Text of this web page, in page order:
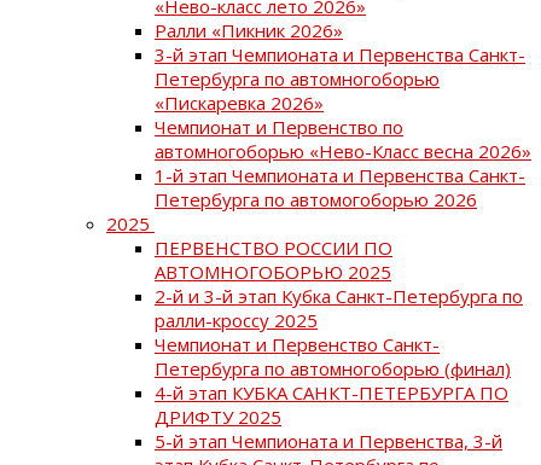
«Нево-класс лето 2026»
Ралли «Пикник 2026»
3-й этап Чемпионата и Первенства Санкт-
Петербурга по автомногоборью
«Пискаревка 2026»
Чемпионат и Первенство по
автомногоборью «Нево-Класс весна 2026»
1-й этап Чемпионата и Первенства Санкт-
Петербурга по автомогоборью 2026
2025
ПЕРВЕНСТВО РОССИИ ПО
АВТОМНОГОБОРЬЮ 2025
2-й и 3-й этап Кубка Санкт-Петербурга по
ралли-кроссу 2025
Чемпионат и Первенство Санкт-
Петербурга по автомногоборью (финал)
4-й этап КУБКА САНКТ-ПЕТЕРБУРГА ПО
ДРИФТУ 2025
5-й этап Чемпионата и Первенства, 3-й